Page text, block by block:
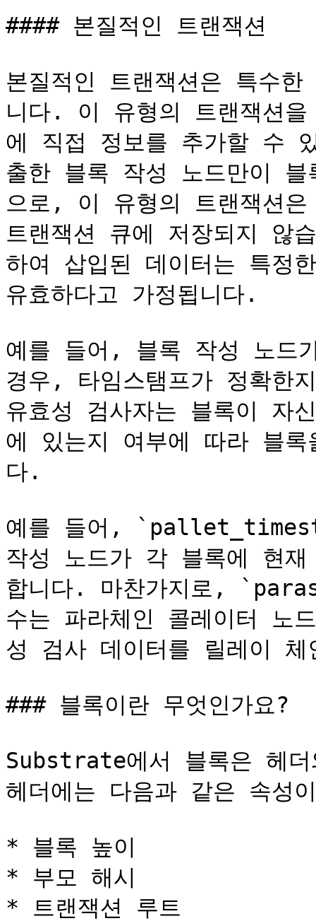
#### 본질적인 트랜잭션
본질적인 트랜잭션은 특수
니다. 이 유형의 트랜잭션
에 직접 정보를 추가할 수
출한 블록 작성 노드만이
으로, 이 유형의 트랜잭션
트랜잭션 큐에 저장되지 않
하여 삽입된 데이터는 특정
유효하다고 가정됩니다.
예를 들어, 블록 작성 노드
경우, 타임스탬프가 정확한
유효성 검사자는 블록이 자
에 있는지 여부에 따라 블
다.
예를 들어,
작성 노드가 각 블록에 현
합니다. 마찬가지로,
수는 파라체인 콜레이터 노
성 검사 데이터를 릴레이
### 블록이란 무엇인가요?
Substrate에서 블록은 헤더
헤더에는 다음과 같은 속성
* 블록 높이
* 부모 해시
* 트랜잭션 루트